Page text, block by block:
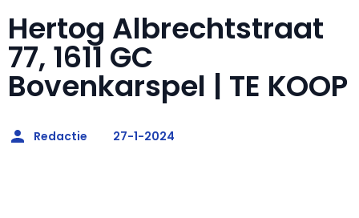
Hertog Albrechtstraat
77, 1611 GC
Bovenkarspel | TE KOOP
Redactie 27-1-2024